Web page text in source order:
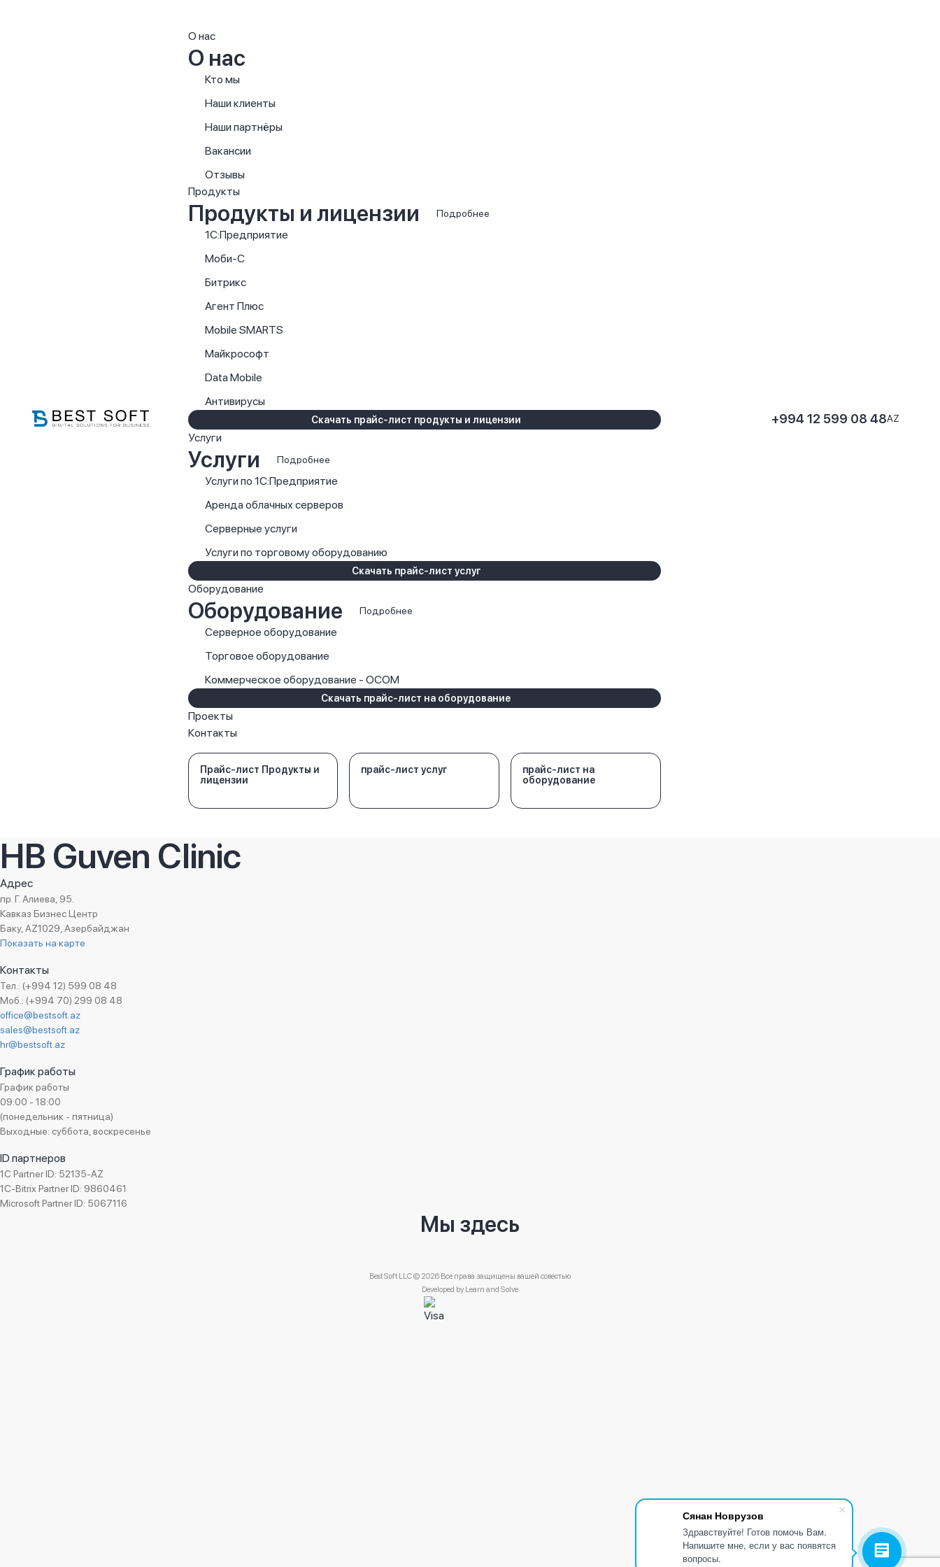
Сянан Новрузов
Здравствуйте! Готов помочь Вам.
Напишите мне, если у вас появятся
вопросы.
О нас
О нас
Кто мы
Наши клиенты
Наши партнёры
Вакансии
Отзывы
Продукты
Продукты и лицензии Подробнее
1С:Предприятие
Моби-С
Битрикс
Агент Плюс
Mobile SMARTS
Майкрософт
Data Mobile
Антивирусы
Скачать прайс-лист продукты и лицензии
Услуги
Услуги Подробнее
Услуги по 1С:Предприятие
Аренда облачных серверов
Серверные услуги
Услуги по торговому оборудованию
Скачать прайс-лист услуг
Оборудование
Оборудование Подробнее
Серверное оборудование
Торговое оборудование
Коммерческое оборудование - OCOM
Скачать прайс-лист на оборудование
Проекты
Контакты
Прайс-лист Продукты и
лицензии
прайс-лист услуг
прайс-лист на
оборудование
+994 12 599 08 48AZ
HB Guven Clinic
Адрес
пр. Г. Алиева, 95.
Кавказ Бизнес Центр
Баку, AZ1029, Азербайджан
Показать на карте
Контакты
Тел.: (+994 12) 599 08 48
Моб.: (+994 70) 299 08 48
office@bestsoft.az
sales@bestsoft.az
hr@bestsoft.az
График работы
График работы
09:00 - 18:00
(понедельник - пятница)
Выходные: суббота, воскресенье
ID партнеров
1C Partner ID: 52135-AZ
1C-Bitrix Partner ID: 9860461
Microsoft Partner ID: 5067116
Мы здесь
Best Soft LLC © 2026 Все права защищены вашей совестью
Developed by Learn and Solve